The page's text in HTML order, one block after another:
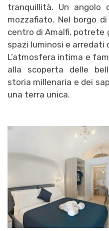
tranquillità. Un angolo
mozzafiato. Nel borgo
centro di Amalfi, potrete
spazi luminosi e arredati
L’atmosfera intima e
alla scoperta delle
storia millenaria e dei
una terra unica.